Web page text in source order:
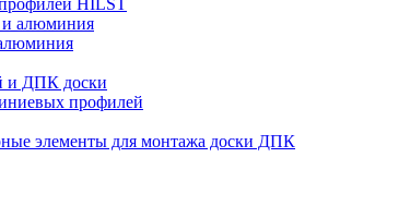
HILST
и алюминия
и ДПК доски
профилей
элементы для монтажа доски ДПК